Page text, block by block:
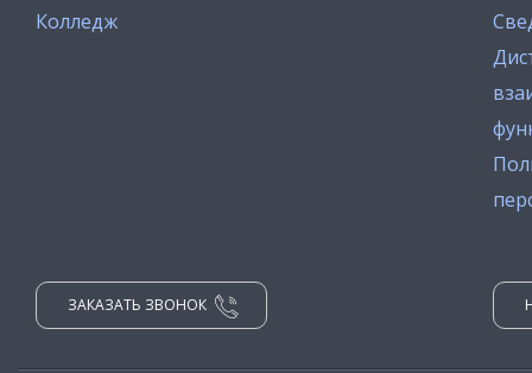
Колледж
ЗАКАЗАТЬ ЗВОНОК